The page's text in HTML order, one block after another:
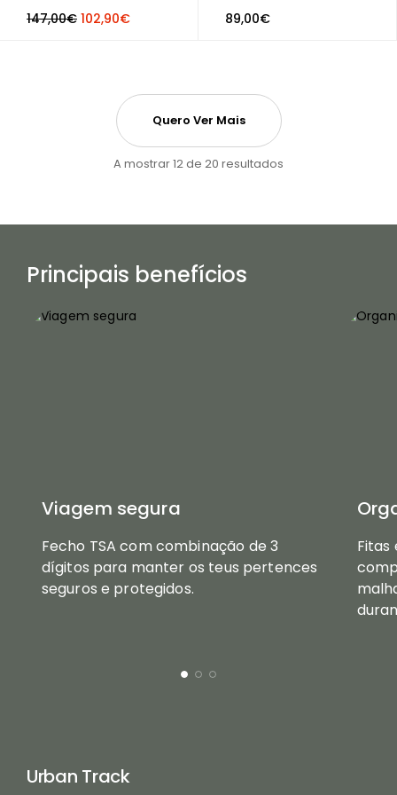
147,00€ 102,90€ 89,00€
Quero Ver Mais
A mostrar 12 de 20 resultados
Principais benefícios
Viagem segura
Fecho TSA com combinação de 3
dígitos para manter os teus pertences
seguros e protegidos.
Fitas
Urban Track